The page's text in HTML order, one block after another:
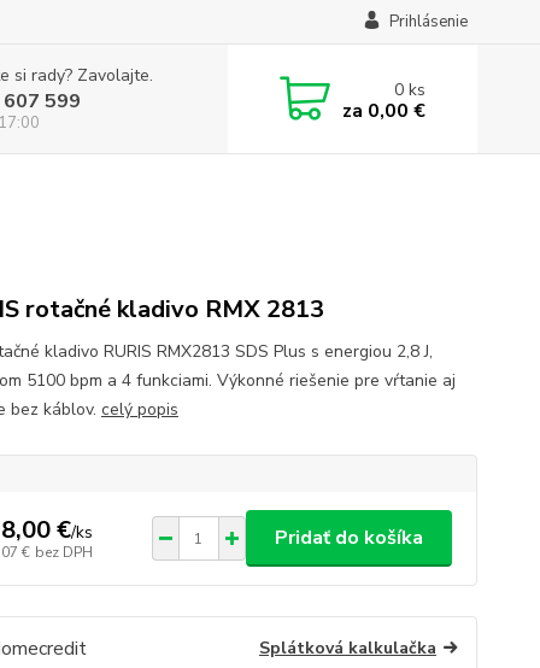
Prihlásenie
si rady? Zavolajte.
599 0ks
za 0,00 €
rotačné kladivo RMX 2813
kladivo RURIS RMX2813 SDS Plus s energiou 2,8 J,
5100 bpm a 4 funkciami. Výkonné riešenie pre vŕtanie aj
bez káblov. celý popis
€/ks
€ bez DPH
Pridať do košíka
Splátková kalkulačka